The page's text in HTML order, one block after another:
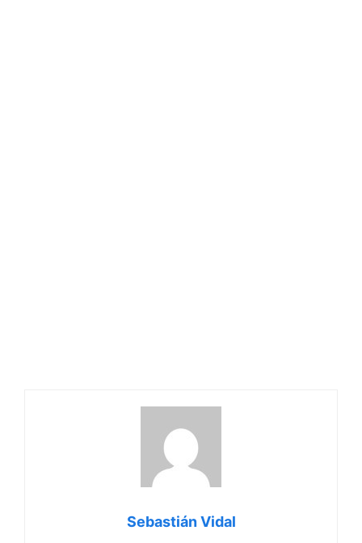
Sebastián Vidal